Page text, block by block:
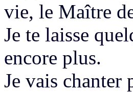
vie, le Maître
Je te laisse
encore plus.
Je vais chanter